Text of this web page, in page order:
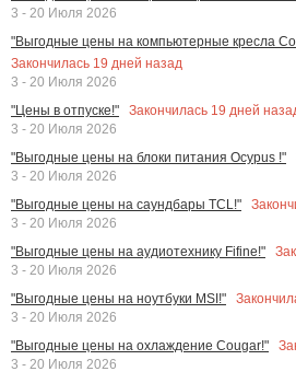
3 - 20 Июля 2026
"Выгодные цены на компьютерные кресла
Закончилась 19 дней назад
3 - 20 Июля 2026
"Цены в отпуске!"
Закончилась 19 дней
3 - 20 Июля 2026
"Выгодные цены на блоки питания Ocypus !"
3 - 20 Июля 2026
"Выгодные цены на саундбары TCL!"
3 - 20 Июля 2026
"Выгодные цены на аудиотехнику Fifine!"
3 - 20 Июля 2026
"Выгодные цены на ноутбуки MSI!"
3 - 20 Июля 2026
"Выгодные цены на охлаждение Cougar!"
3 - 20 Июля 2026